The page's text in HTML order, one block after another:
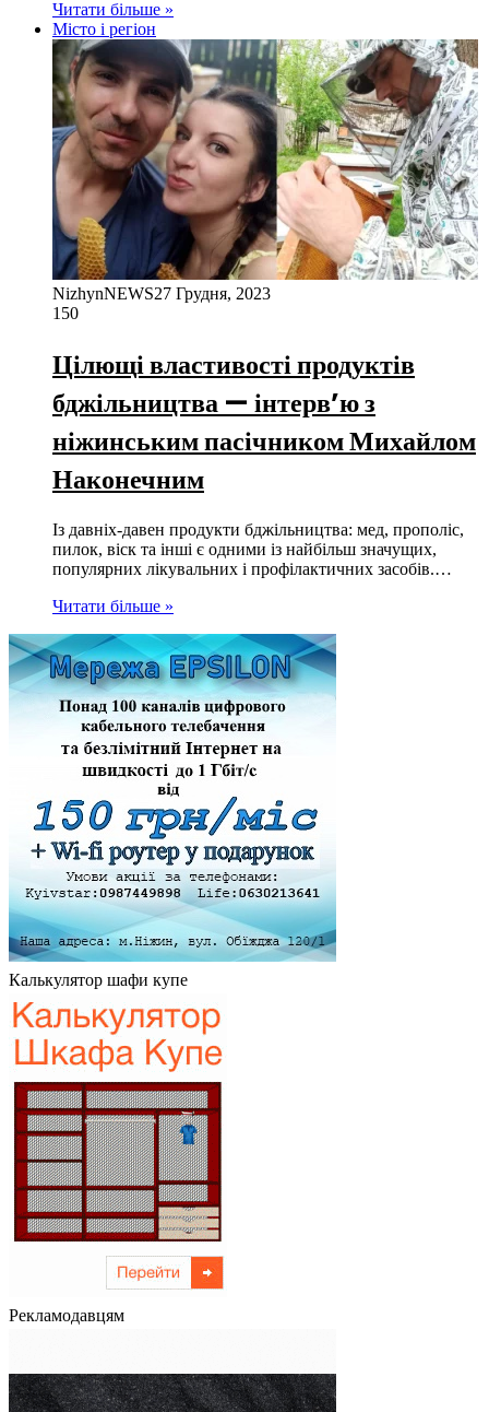
Читати більше »
Місто і регіон
NizhynNEWS27 Грудня, 2023
150
Цілющі властивості продуктів
бджільництва — інтерв’ю з
ніжинським пасічником Михайлом
Наконечним
Із давніх-давен продукти бджільництва: мед, прополіс,
пилок, віск та інші є одними із найбільш значущих,
популярних лікувальних і профілактичних засобів.…
Читати більше »
Калькулятор шафи купе
Рекламодавцям